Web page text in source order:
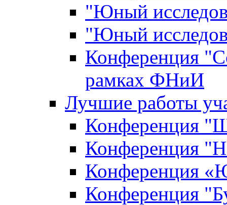
"Юный
"Юный
Конференция
рамках ФНиИ
Лучшие работы
Конференция
Конференция
Конференция
Конференция